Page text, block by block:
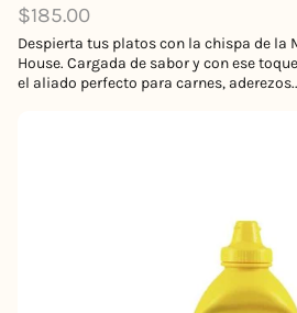
$185.00
Despierta tus platos con la chispa de la
House. Cargada de sabor y con ese
el aliado perfecto para carnes,